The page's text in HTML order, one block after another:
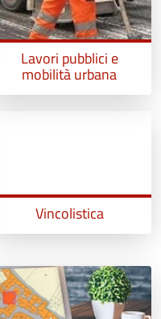
Lavori pubblici e
mobilità urbana
Vincolistica